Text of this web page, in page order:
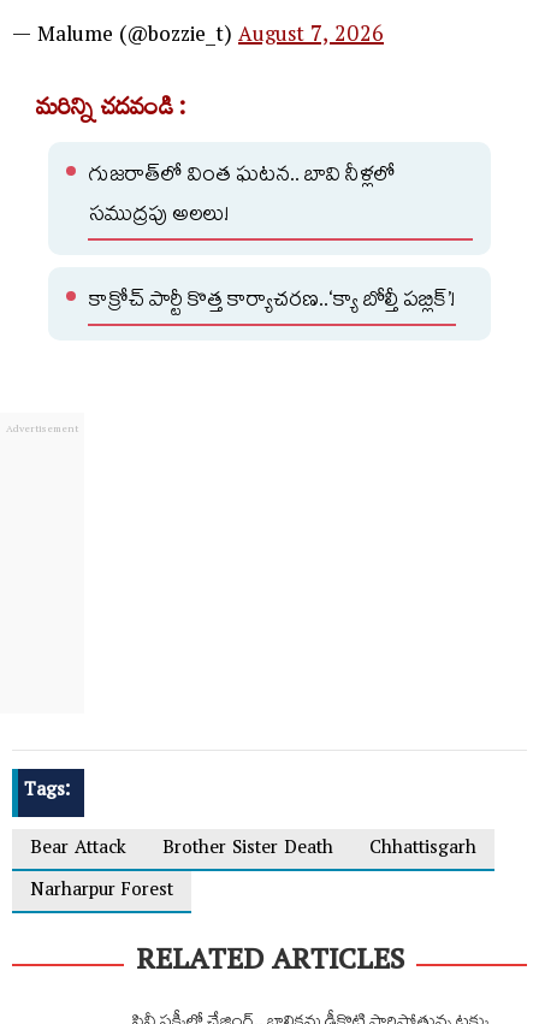
— Malume (@bozzie_t)August 7, 2026
మరిన్ని చదవండి :
గుజరాత్‌లో వింత ఘటన.. బావి నీళ్లలో
సముద్రపు అలలు!
కాక్రోచ్ పార్టీ కొత్త కార్యాచరణ..‘క్యా బోల్తీ పబ్లిక్’!
Tags:
Bear Attack
Brother Sister Death
Chhattisgarh
Narharpur Forest
RELATED ARTICLES